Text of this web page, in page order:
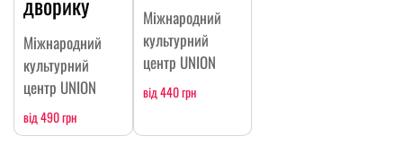
Міжнародний
культурний
центр UNION
від 490 грн
Міжнародний
культурний
центр UNION
від 440 грн